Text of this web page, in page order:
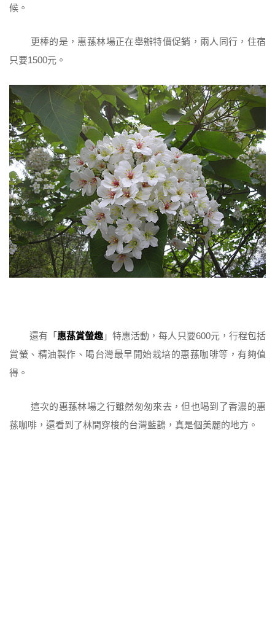
候。
更棒的是，惠蓀林場正在舉辦特價促銷，兩人同行，住宿
只要1500元。
還有「 惠蓀賞螢趣 」特惠活動，每人只要600元，行程包括
賞螢、精油製作、喝台灣最早開始栽培的惠蓀咖啡等，有夠值
得。
這次的惠蓀林場之行雖然匆匆來去，但也喝到了香濃的惠
蓀咖啡，還看到了林間穿梭的台灣藍鵲，真是個美麗的地方。